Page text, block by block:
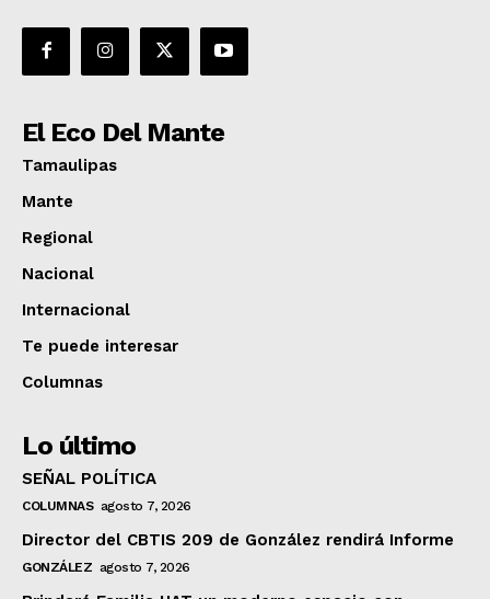
El Eco Del Mante
Tamaulipas
Mante
Regional
Nacional
Internacional
Te puede interesar
Columnas
Lo último
SEÑAL POLÍTICA
COLUMNAS agosto 7, 2026
Director del CBTIS 209 de González rendirá Informe
GONZÁLEZ agosto 7, 2026